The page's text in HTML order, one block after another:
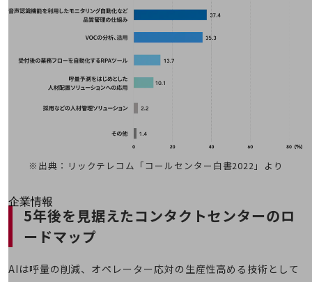
NTTドコモビジネス
オンラインショップ
相談・申し込みができるバーチャルショップ
法人向けモバイルトップ
はじめての方へ
新規会員登録/ログインはこちら
別ウィンドウで開きます
企業情報
企業情報TOP
会社案内
会社案内TOP
組織
※出典：リックテレコム「コールセンター白書2022」より
5年後を見据えたコンタクトセンターのロ
ードマップ
AIは呼量の削減、オペレーター応対の生産性高める技術として